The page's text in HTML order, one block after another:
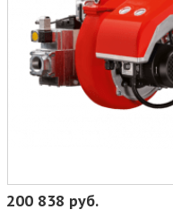
200 838 руб.